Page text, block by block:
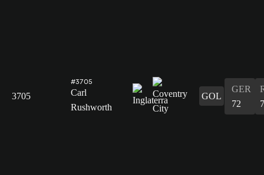
3705
#3705
Carl
Rushworth
GOL
GER
72